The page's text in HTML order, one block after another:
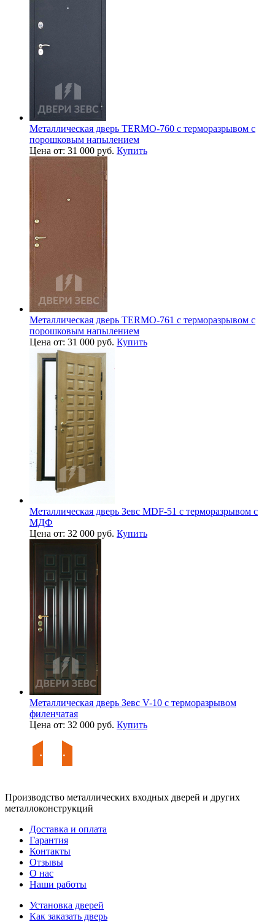
Металлическая дверь TERMO-760 с терморазрывом с
порошковым напылением
Цена от: 31 000 руб. Купить
Металлическая дверь TERMO-761 с терморазрывом с
порошковым напылением
Цена от: 31 000 руб. Купить
Металлическая дверь Зевс MDF-51 с терморазрывом с
МДФ
Цена от: 32 000 руб. Купить
Металлическая дверь Зевс V-10 с терморазрывом
филенчатая
Цена от: 32 000 руб. Купить
Производство металлических входных дверей и других
металлоконструкций
Доставка и оплата
Гарантия
Контакты
Отзывы
О нас
Наши работы
Установка дверей
Как заказать дверь